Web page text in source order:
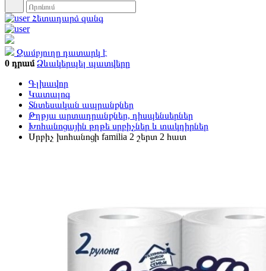
Հետադարձ զանգ
Զամբյուղը դատարկ է
0 դրամ Ձևակերպել պատվերը
Գլխավոր
Կատալոգ
Տնտեսական ապրանքներ
Թղթյա արտադրանքներ, դիսպենսերներ
Խոհանոցային թղթե սրբիչներ և տակդիրներ
Սրբիչ խոհանոցի familia 2 շերտ 2 հատ